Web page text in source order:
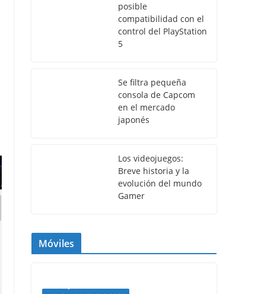
posible
compatibilidad con el
control del PlayStation
5
Se filtra pequeña
consola de Capcom
en el mercado
japonés
Los videojuegos:
Breve historia y la
evolución del mundo
Gamer
Móviles